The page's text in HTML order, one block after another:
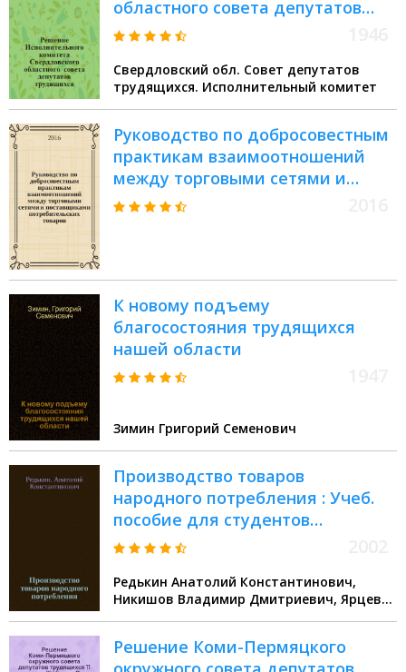
областного совета депутатов
трудящихся. 20 ноября 1946 г. О
торговли в городах и поселках
продовольствием и
промышленными товарами и об
увеличении производства
продовольствия и товаров
широкого потребления
кооперативными
Свердловский обл. Совет депутатов
трудящихся. Исполнительный комитет
Руководство по добросовестным
практикам взаимоотношений
между торговыми сетями и
поставщиками потребительских
suppliers. Part 1. Terms and
definitions. ч. 1, Термины и
определения : ГОСТ Р 56876.1-
2016
К новому подъему
благосостояния трудящихся
нашей области
Зимин Григорий Семенович
Производство товаров
народного потребления : Учеб.
пособие для студентов
специальности 260100
Редькин Анатолий Константинович,
Никишов Владимир Дмитриевич, Ярцев
Решение Коми-Пермяцкого